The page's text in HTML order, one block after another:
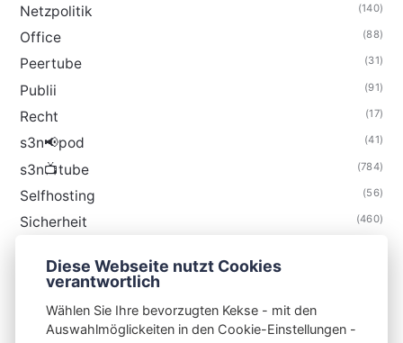
Netzpolitik (140)
Office (88)
Peertube (31)
Publii (91)
Recht (17)
s3n📢pod (41)
s3n📺tube (784)
Selfhosting (56)
Sicherheit (460)
Thunderbird
Diese Webseite nutzt Cookies
verantwortlich
Wählen Sie Ihre bevorzugten Kekse - mit den
Auswahlmöglickeiten in den Cookie-Einstellungen -